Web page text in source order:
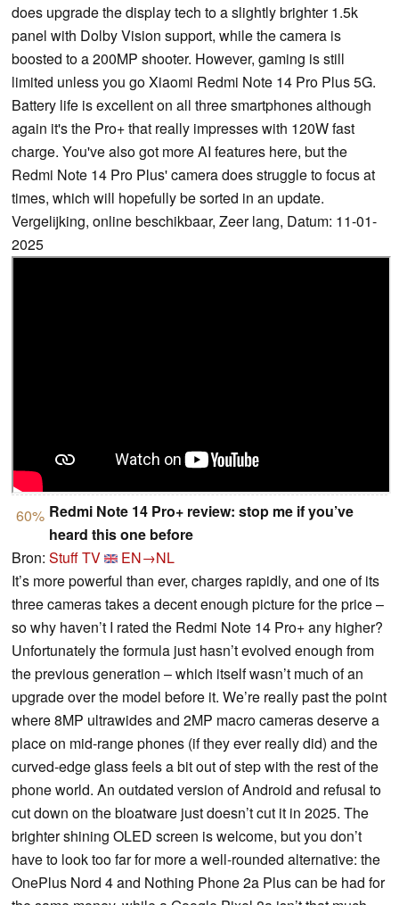
does upgrade the display tech to a slightly brighter 1.5k
panel with Dolby Vision support, while the camera is
boosted to a 200MP shooter. However, gaming is still
limited unless you go Xiaomi Redmi Note 14 Pro Plus 5G.
Battery life is excellent on all three smartphones although
again it's the Pro+ that really impresses with 120W fast
charge. You've also got more AI features here, but the
Redmi Note 14 Pro Plus' camera does struggle to focus at
times, which will hopefully be sorted in an update.
Vergelijking, online beschikbaar, Zeer lang, Datum: 11-01-
2025
60% Redmi Note 14 Pro+ review: stop me if you’ve
heard this one before
Bron: Stuff TV
EN→NL
It’s more powerful than ever, charges rapidly, and one of its
three cameras takes a decent enough picture for the price –
so why haven’t I rated the Redmi Note 14 Pro+ any higher?
Unfortunately the formula just hasn’t evolved enough from
the previous generation – which itself wasn’t much of an
upgrade over the model before it. We’re really past the point
where 8MP ultrawides and 2MP macro cameras deserve a
place on mid-range phones (if they ever really did) and the
curved-edge glass feels a bit out of step with the rest of the
phone world. An outdated version of Android and refusal to
cut down on the bloatware just doesn’t cut it in 2025. The
brighter shining OLED screen is welcome, but you don’t
have to look too far for more a well-rounded alternative: the
OnePlus Nord 4 and Nothing Phone 2a Plus can be had for